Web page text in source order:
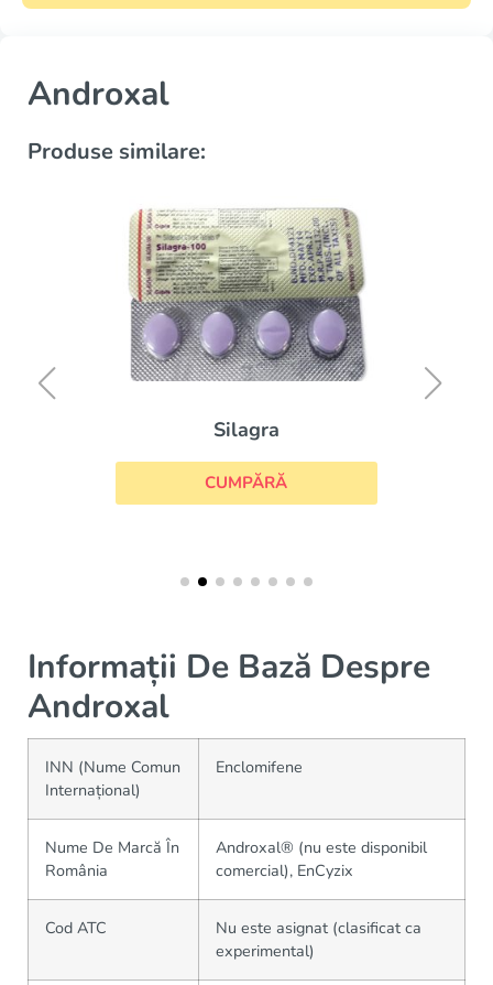
Androxal
Produse similare:
Silagra
CUMPĂRĂ
Informații De Bază Despre
Androxal
INN (Nume Comun
Internațional)
Enclomifene
Nume De Marcă În
România
Androxal® (nu este disponibil
comercial), EnCyzix
Cod ATC
Nu este asignat (clasificat ca
experimental)